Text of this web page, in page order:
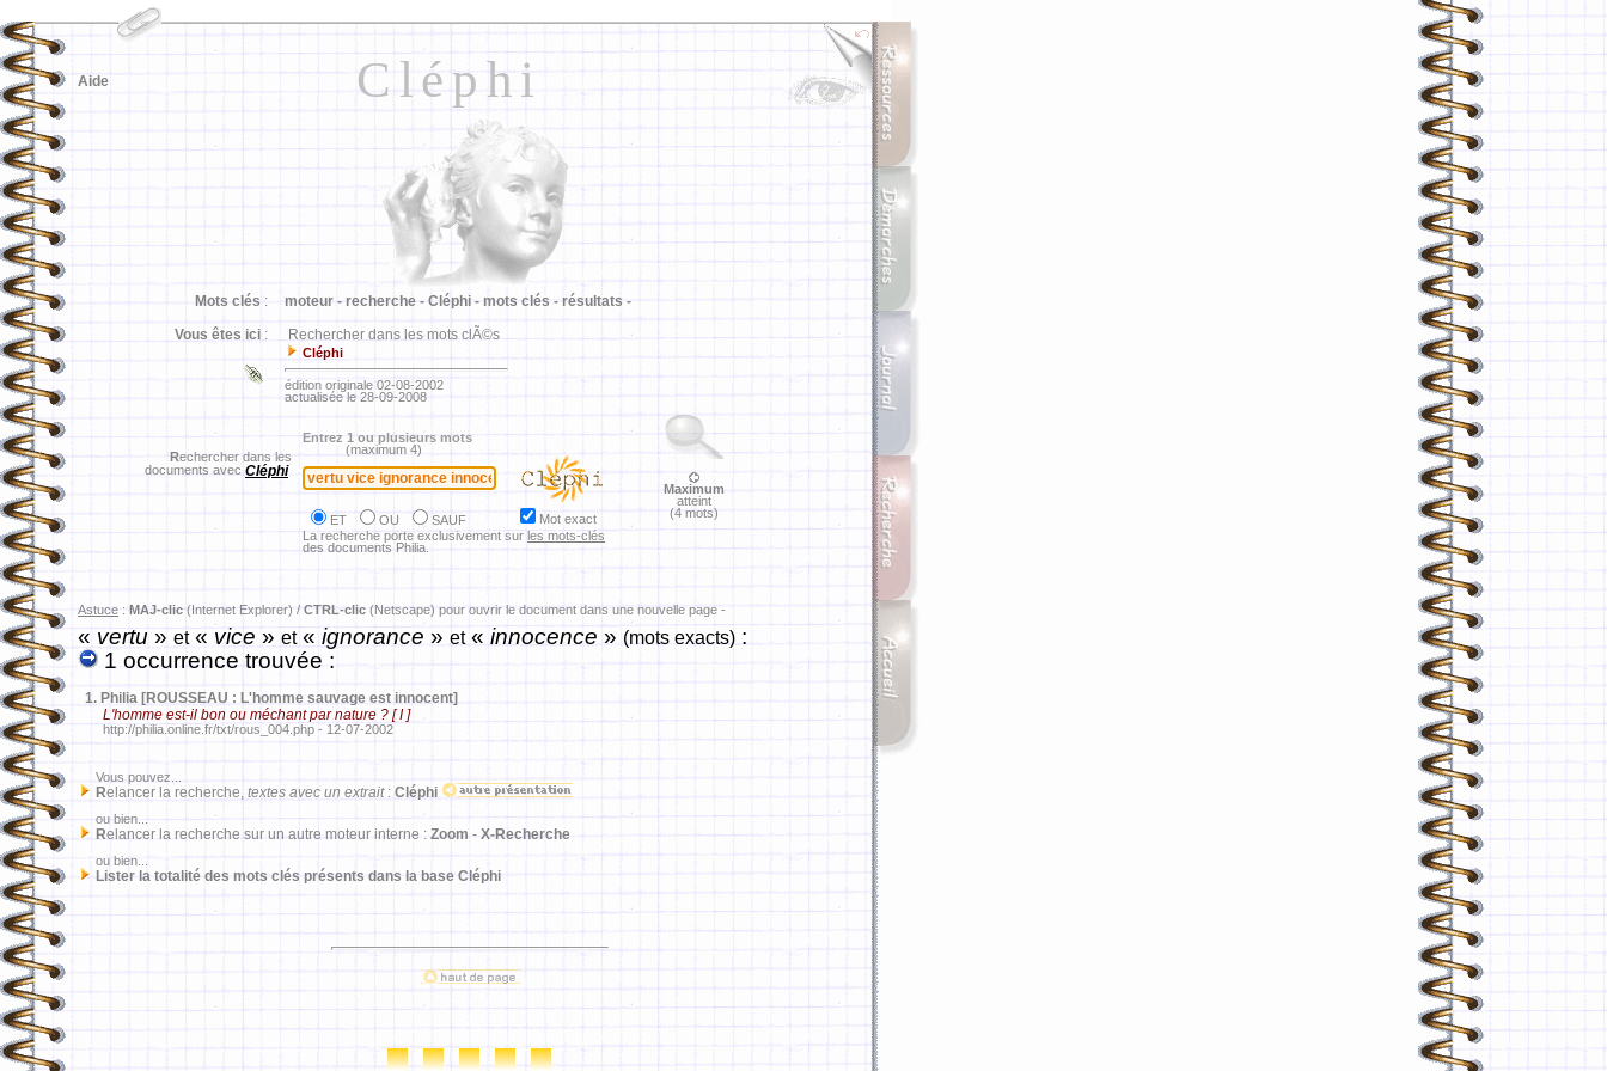
Cléphi
Aide
Mots clés : moteur - recherche - Cléphi - mots clés - résultats -
Vous êtes ici : Rechercher dans les mots clÃ©s
Cléphi
édition originale 02-08-2002
actualisée le 28-09-2008
Rechercher dans les
documents avec Cléphi
Entrez 1 ou plusieurs mots
(maximum 4)
ET OU SAUF
Mot exact
La recherche porte exclusivement sur les mots-clés
des documents Philia.
Maximum
atteint
(4 mots)
Astuce : MAJ-clic (Internet Explorer) / CTRL-clic (Netscape) pour ouvrir le document dans une nouvelle page -
«vertu »et« vice » et« ignorance » et« innocence » (mots exacts) :
1 occurrence trouvée :
1. Philia [ROUSSEAU : L'homme sauvage est innocent]
L'homme est-il bon ou méchant par nature ? [ I ]
http://philia.online.fr/txt/rous_004.php - 12-07-2002
Vous pouvez...
Relancer la recherche, textes avec un extrait: Cléphi
ou bien...
Relancer la recherche sur un autre moteur interne : Zoom - X-Recherche
ou bien...
Lister la totalité des mots clés présents dans la base Cléphi